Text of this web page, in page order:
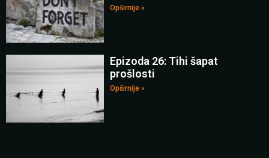
Opširnije »
Epizoda 26: Tihi šapat
prošlosti
Opširnije »